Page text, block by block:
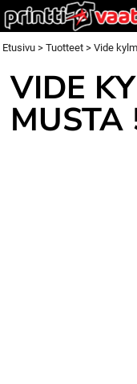
Etusivu > Tuotteet > Vide
VIDE
MUSTA